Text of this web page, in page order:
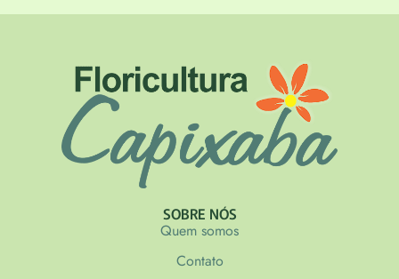
SOBRE NÓS
Quem somos
Contato